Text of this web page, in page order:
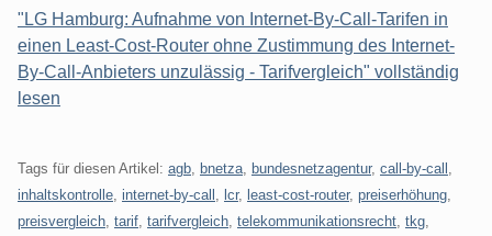
"LG Hamburg: Aufnahme von Internet-By-Call-Tarifen in
einen Least-Cost-Router ohne Zustimmung des Internet-
By-Call-Anbieters unzulässig - Tarifvergleich" vollständig
lesen
Tags für diesen Artikel: agb bnetza bundesnetzagentur, call-by-call
inhaltskontrolle internet-by-call lcr, least-cost-router, preiserhöhung
preisvergleich tarif tarifvergleich telekommunikationsrecht tkg